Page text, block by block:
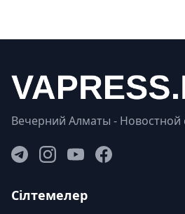
Вечерний Алматы - Новостной
Сілтемелер